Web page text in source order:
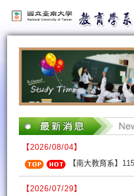
【2026/08/04】
【南大教育系】
【2026/07/29】